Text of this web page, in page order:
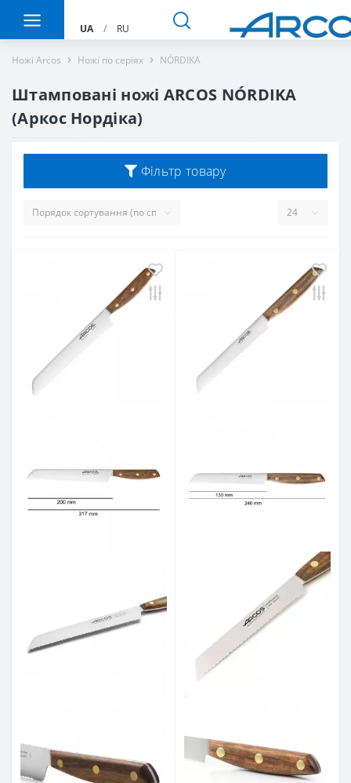
UA / RU
Ножі Arcos Ножі по серіях NÓRDIKA
Штамповані ножі ARCOS NÓRDIKA
(Аркос Нордіка)
Фільтр товару